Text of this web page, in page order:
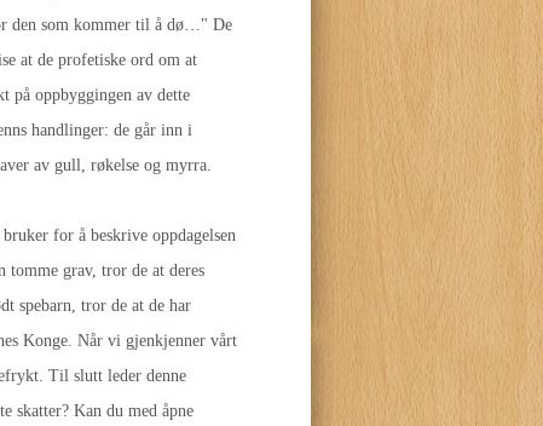
den som kommer til å dø…" De
at de profetiske ord om at
på oppbyggingen av dette
handlinger: de går inn i
av gull, røkelse og myrra.
for å beskrive oppdagelsen
tomme grav, tror de at deres
spebarn, tror de at de har
Konge. Når vi gjenkjenner vårt
Til slutt leder denne
skatter? Kan du med åpne